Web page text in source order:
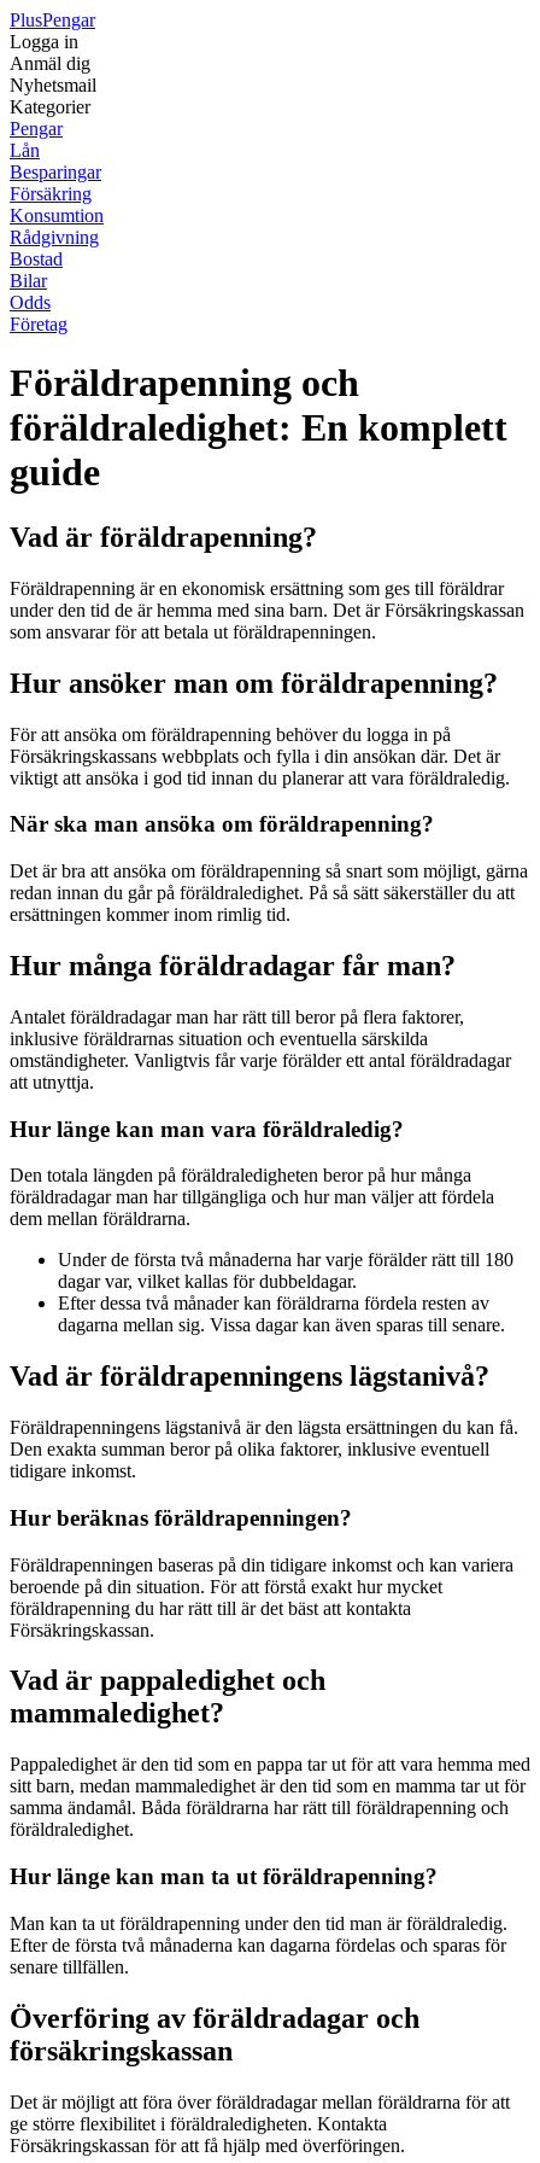
PlusPengar
Logga in
Anmäl dig
Nyhetsmail
Kategorier
Pengar
Lån
Besparingar
Försäkring
Konsumtion
Rådgivning
Bostad
Bilar
Odds
Företag
Föräldrapenning och
föräldraledighet: En komplett
guide
Vad är föräldrapenning?
Föräldrapenning är en ekonomisk ersättning som ges till föräldrar
under den tid de är hemma med sina barn. Det är Försäkringskassan
som ansvarar för att betala ut föräldrapenningen.
Hur ansöker man om föräldrapenning?
För att ansöka om föräldrapenning behöver du logga in på
Försäkringskassans webbplats och fylla i din ansökan där. Det är
viktigt att ansöka i god tid innan du planerar att vara föräldraledig.
När ska man ansöka om föräldrapenning?
Det är bra att ansöka om föräldrapenning så snart som möjligt, gärna
redan innan du går på föräldraledighet. På så sätt säkerställer du att
ersättningen kommer inom rimlig tid.
Hur många föräldradagar får man?
Antalet föräldradagar man har rätt till beror på flera faktorer,
inklusive föräldrarnas situation och eventuella särskilda
omständigheter. Vanligtvis får varje förälder ett antal föräldradagar
att utnyttja.
Hur länge kan man vara föräldraledig?
Den totala längden på föräldraledigheten beror på hur många
föräldradagar man har tillgängliga och hur man väljer att fördela
dem mellan föräldrarna.
Under de första två månaderna har varje förälder rätt till 180
dagar var, vilket kallas för dubbeldagar.
Efter dessa två månader kan föräldrarna fördela resten av
dagarna mellan sig. Vissa dagar kan även sparas till senare.
Vad är föräldrapenningens lägstanivå?
Föräldrapenningens lägstanivå är den lägsta ersättningen du kan få.
Den exakta summan beror på olika faktorer, inklusive eventuell
tidigare inkomst.
Hur beräknas föräldrapenningen?
Föräldrapenningen baseras på din tidigare inkomst och kan variera
beroende på din situation. För att förstå exakt hur mycket
föräldrapenning du har rätt till är det bäst att kontakta
Försäkringskassan.
Vad är pappaledighet och
mammaledighet?
Pappaledighet är den tid som en pappa tar ut för att vara hemma med
sitt barn, medan mammaledighet är den tid som en mamma tar ut för
samma ändamål. Båda föräldrarna har rätt till föräldrapenning och
föräldraledighet.
Hur länge kan man ta ut föräldrapenning?
Man kan ta ut föräldrapenning under den tid man är föräldraledig.
Efter de första två månaderna kan dagarna fördelas och sparas för
senare tillfällen.
Överföring av föräldradagar och
försäkringskassan
Det är möjligt att föra över föräldradagar mellan föräldrarna för att
ge större flexibilitet i föräldraledigheten. Kontakta
Försäkringskassan för att få hjälp med överföringen.